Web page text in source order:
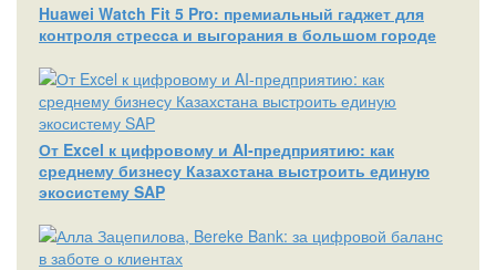
Huawei Watch Fit 5 Pro: премиальный гаджет для
контроля стресса и выгорания в большом городе
От Excel к цифровому и AI‑предприятию: как
среднему бизнесу Казахстана выстроить единую
экосистему SAP